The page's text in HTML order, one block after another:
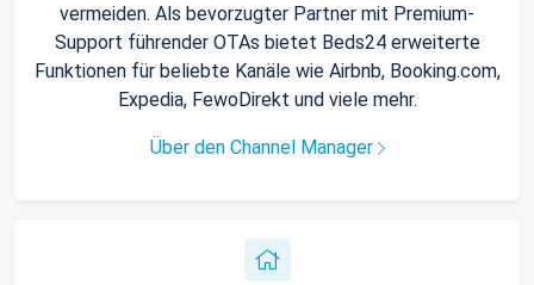
vermeiden. Als bevorzugter Partner mit Premium-
Support führender OTAs bietet Beds24 erweiterte
Funktionen für beliebte Kanäle wie Airbnb, Booking.com,
Expedia, FewoDirekt und viele mehr.
Über den Channel Manager